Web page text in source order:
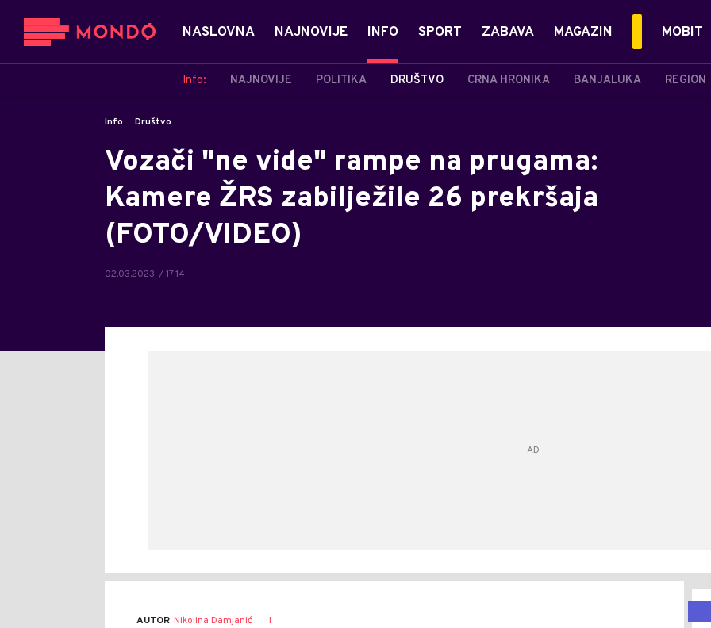
NASLOVNA NAJNOVIJE INFO
Info: NAJNOVIJE POLITIKA DRUŠTVO CRNA HRONIKA BANJALUKA REGION
SPORT ZABAVA MAGAZIN MOBIT
Info Društvo
Vozači "ne vide" rampe na prugama:
Kamere ŽRS zabilježile 26 prekršaja
(FOTO/VIDEO)
02.03.2023. / 17:14
AUTOR Nikolina Damjanić 1